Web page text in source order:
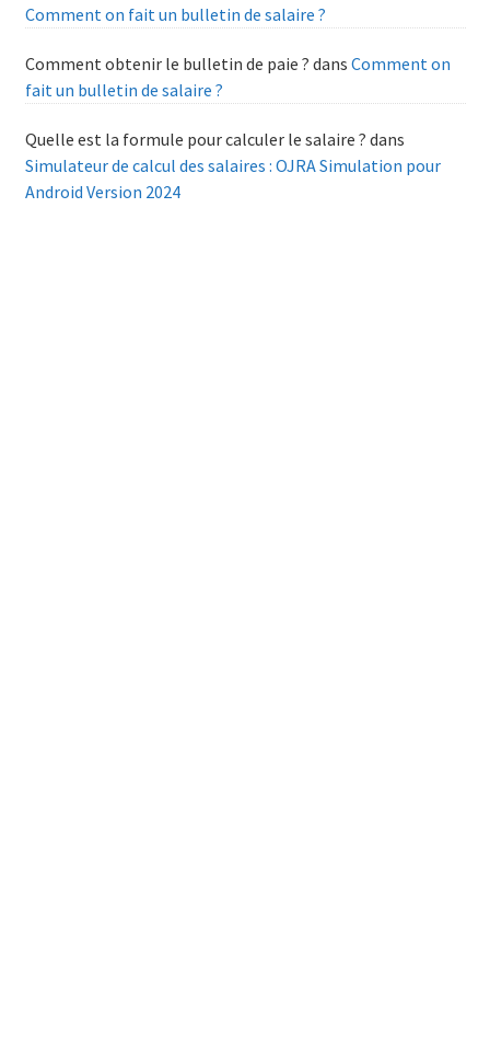
Comment on fait un bulletin de salaire ?
Comment obtenir le bulletin de paie ? dans Comment on
fait un bulletin de salaire ?
Quelle est la formule pour calculer le salaire ? dans
Simulateur de calcul des salaires : OJRA Simulation pour
Android Version 2024